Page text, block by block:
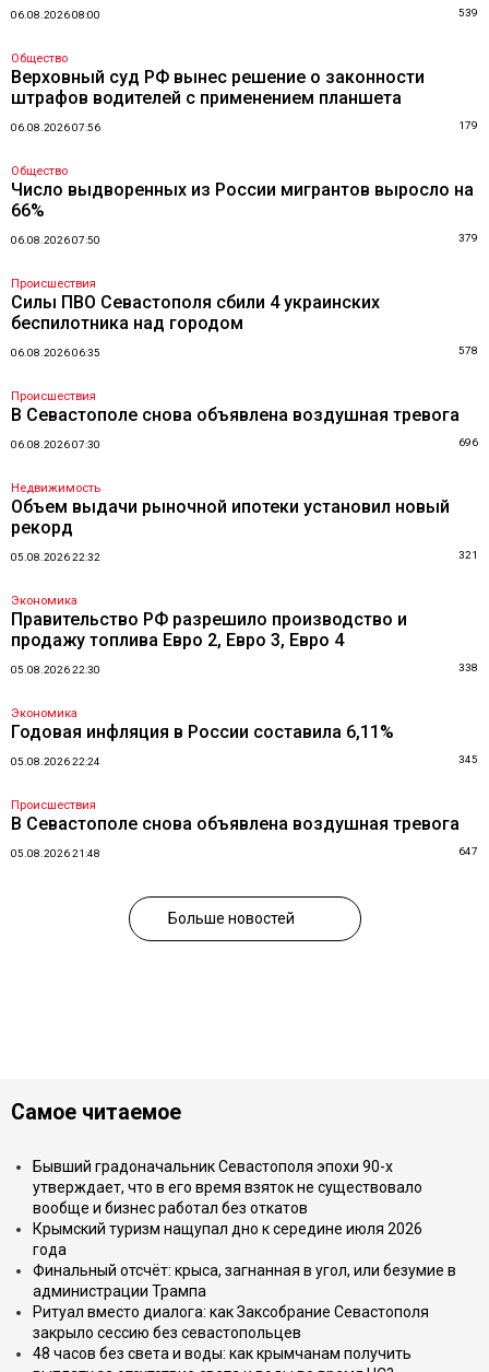
06.08.2026 08:00 539
Общество
Верховный суд РФ вынес решение о законности
штрафов водителей с применением планшета
06.08.2026 07:56 179
Общество
Число выдворенных из России мигрантов выросло на
66%
06.08.2026 07:50 379
Происшествия
Силы ПВО Севастополя сбили 4 украинских
беспилотника над городом
06.08.2026 06:35 578
Происшествия
В Севастополе снова объявлена воздушная тревога
06.08.2026 07:30 696
Недвижимость
Объем выдачи рыночной ипотеки установил новый
рекорд
05.08.2026 22:32 321
Экономика
Правительство РФ разрешило производство и
продажу топлива Евро 2, Евро 3, Евро 4
05.08.2026 22:30 338
Экономика
Годовая инфляция в России составила 6,11%
05.08.2026 22:24 345
Происшествия
В Севастополе снова объявлена воздушная тревога
05.08.2026 21:48 647
Больше новостей
Самое читаемое
Бывший градоначальник Севастополя эпохи 90-х
утверждает, что в его время взяток не существовало
вообще и бизнес работал без откатов
Крымский туризм нащупал дно к середине июля 2026
года
Финальный отсчёт: крыса, загнанная в угол, или безумие в
администрации Трампа
Ритуал вместо диалога: как Заксобрание Севастополя
закрыло сессию без севастопольцев
48 часов без света и воды: как крымчанам получить